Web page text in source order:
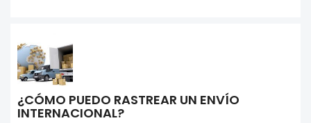
¿CÓMO PUEDO RASTREAR UN ENVÍO
INTERNACIONAL?